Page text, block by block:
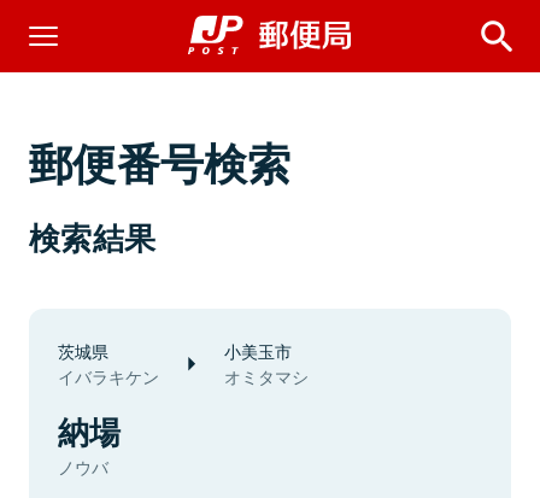
郵便番号検索
検索結果
茨城県
イバラキケン
小美玉市
オミタマシ
納場
ノウバ